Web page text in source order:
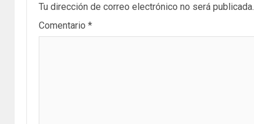
Tu dirección de correo electrónico no será publicada.
Comentario *